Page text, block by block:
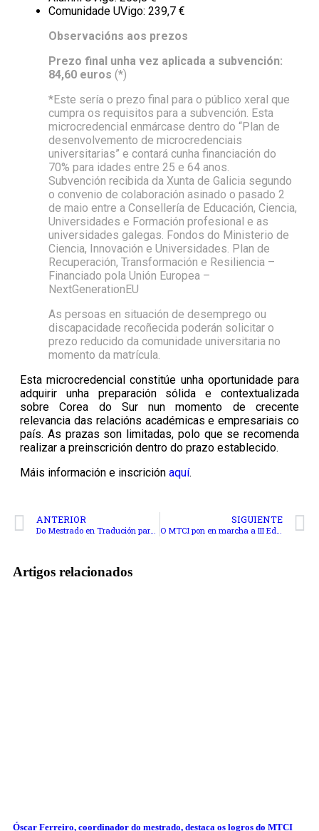
Comunidade UVigo: 239,7 €
Observacións aos prezos
Prezo final unha vez aplicada a subvención:
84,60 euros (*)
*Este sería o prezo final para o público xeral que
cumpra os requisitos para a subvención. Esta
microcredencial enmárcase dentro do “Plan de
desenvolvemento de microcredenciais
universitarias” e contará cunha financiación do
70% para idades entre 25 e 64 anos.
Subvención recibida da Xunta de Galicia segundo
o convenio de colaboración asinado o pasado 2
de maio entre a Consellería de Educación, Ciencia,
Universidades e Formación profesional e as
universidades galegas. Fondos do Ministerio de
Ciencia, Innovación e Universidades. Plan de
Recuperación, Transformación e Resiliencia –
Financiado pola Unión Europea –
NextGenerationEU
As persoas en situación de desemprego ou
discapacidade recoñecida poderán solicitar o
prezo reducido da comunidade universitaria no
momento da matrícula.
Esta microcredencial constitúe unha oportunidade para
adquirir unha preparación sólida e contextualizada
sobre Corea do Sur nun momento de crecente
relevancia das relacións académicas e empresariais co
país. As prazas son limitadas, polo que se recomenda
realizar a preinscrición dentro do prazo establecido.
Máis información e inscrición aquí.
ANTERIOR SIGUIENTE
Artigos relacionados
Óscar Ferreiro, coordinador do mestrado, destaca os logros do MTCI